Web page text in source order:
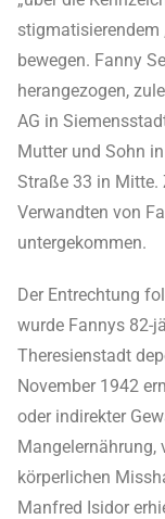
stigmatisierendem
bewegen. Fanny
herangezogen,
AG in
Mutter und Sohn
Straße 33 in Mitte.
Verwandten von
untergekommen.
Der Entrechtung
wurde Fannys 82-
Theresienstadt
November 1942
oder indirekter
Mangelernährung,
körperlichen
Manfred Isidor